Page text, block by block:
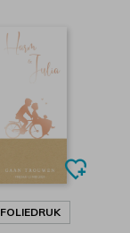
FOLIEDRUK